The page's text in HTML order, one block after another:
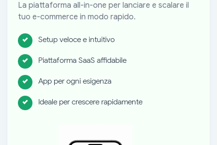
La piattaforma all-in-one per lanciare e scalare il
tuo e-commerce in modo rapido.
Setup veloce e intuitivo
Piattaforma SaaS affidabile
App per ogni esigenza
Ideale per crescere rapidamente